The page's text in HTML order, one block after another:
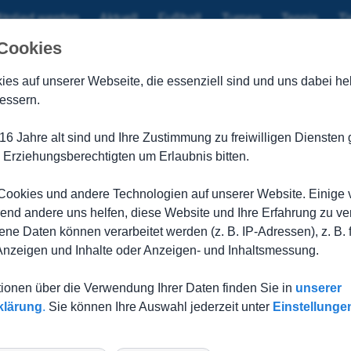
werden Aktuell Fußball Turnen Tennis
und schiebt sich auf Tabellenplatz
SC Bühlertann auf den zweiten Tabellenplatz vorschieben
von Beginn an die Initiative und wurde schon nach wenigen
Angriffe nicht im Tor unterbringen. Bis zur 20.
über die rechte Angriffsseite zahlreiche Torchancen, die
besser ins Spiel, konnte sich jedoch am heutigen Tag nur
erwischt und konnte alle Angriffe der Gegner im
Spiel und versuchten über Kombinationsfußball wieder in
jedoch nicht fallen. So ging es mit einem guten 0:0 in die
versuchte spielerisch den Bühlertanner Abwehrriegel zu
aus der zweiten Reihe: Bohn, Grasmüller und Becker
für die TSG: ein Pass von Jan Ludwig wurde vom
der sich dann nur mit einem Foul zu helfen wusste und
auf unserer Webseite, die essenziell sind und uns dabei
Jahre alt sind und Ihre Zustimmung zu freiwilligen Diensten
um Erlaubnis bitten.
und andere Technologien auf unserer Website. Einige
andere uns helfen, diese Website und Ihre Erfahrung zu
Daten können verarbeitet werden (z. B. IP-Adressen), z. B.
und Inhalte oder Anzeigen- und Inhaltsmessung.
über die Verwendung Ihrer Daten finden Sie in unserer
. Sie können Ihre Auswahl jederzeit unter